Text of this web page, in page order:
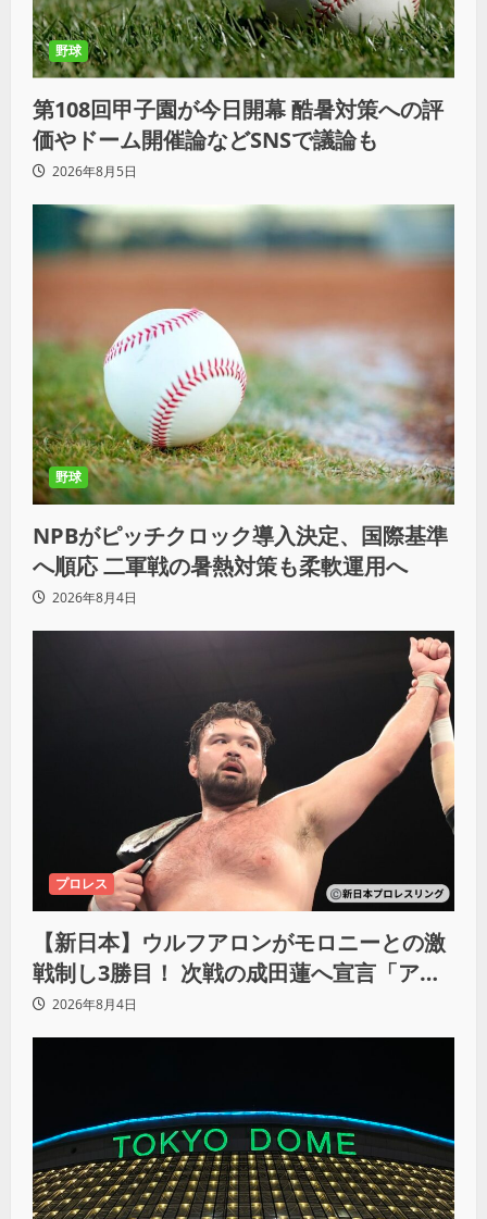
野球
第108回甲子園が今日開幕 酷暑対策への評
価やドーム開催論などSNSで議論も
2026年8月5日
野球
NPBがピッチクロック導入決定、国際基準
へ順応 二軍戦の暑熱対策も柔軟運用へ
2026年8月4日
プロレス
【新日本】ウルフアロンがモロニーとの激
戦制し3勝目！ 次戦の成田蓮へ宣言「アイ
ツの王道を俺の王道でぶち壊す」
2026年8月4日